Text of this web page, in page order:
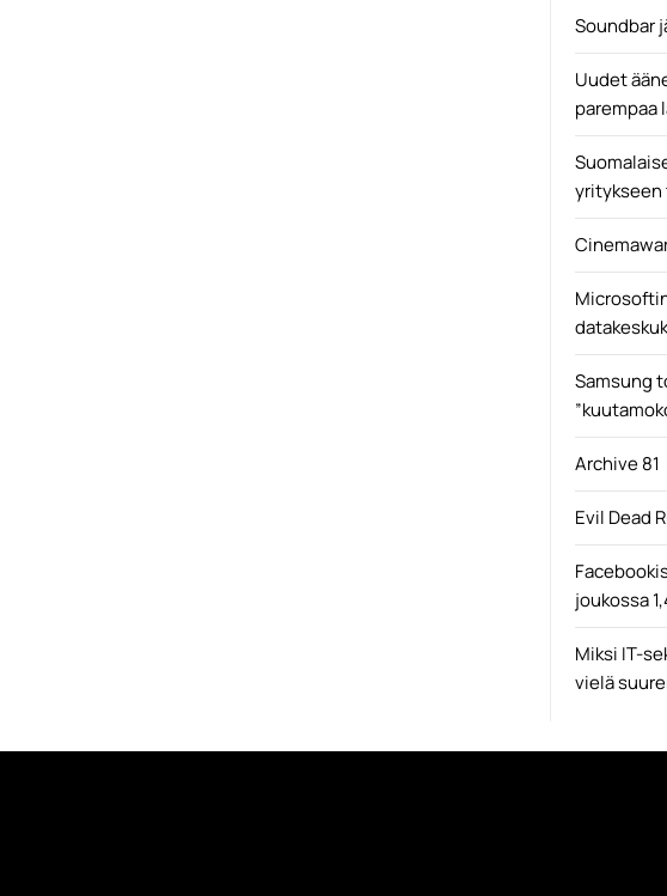
Soundbar
Uudet
parempaa
Samsung
Archive 81
Evil Dead
joukossa
Miksi IT-
vielä